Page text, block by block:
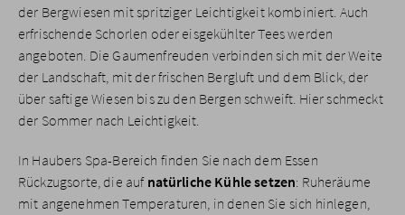
der Bergwiesen mit spritziger Leichtigkeit kombiniert. Auch
erfrischende Schorlen oder eisgekühlter Tees werden
angeboten. Die Gaumenfreuden verbinden sich mit der Weite
der Landschaft, mit der frischen Bergluft und dem Blick, der
über saftige Wiesen bis zu den Bergen schweift. Hier schmeckt
der Sommer nach Leichtigkeit.
In Haubers Spa-Bereich finden Sie nach dem Essen
Rückzugsorte, die auf natürliche Kühle setzen: Ruheräume
mit angenehmen Temperaturen, in denen Sie sich hinlegen,